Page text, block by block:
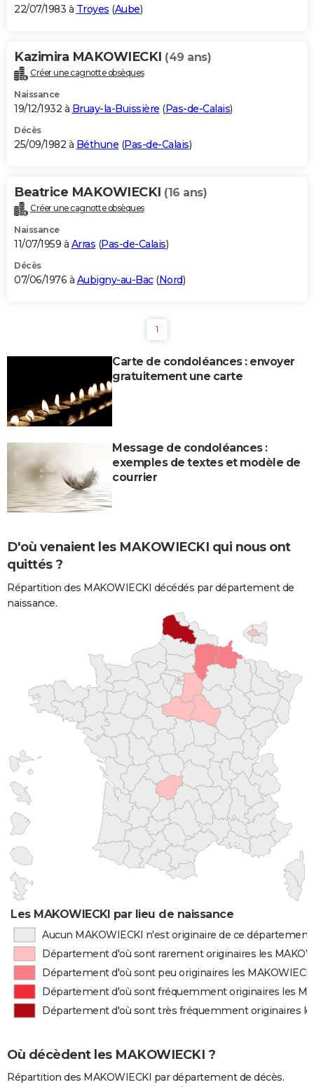
22/07/1983 à Troyes (Aube)
Kazimira MAKOWIECKI (49 ans)
Créer une cagnotte obsèques
Naissance
19/12/1932 à Bruay-la-Buissière (Pas-de-Calais)
Décès
25/09/1982 à Béthune (Pas-de-Calais)
Beatrice MAKOWIECKI (16 ans)
Créer une cagnotte obsèques
Naissance
11/07/1959 à Arras (Pas-de-Calais)
Décès
07/06/1976 à Aubigny-au-Bac(Nord)
1
Carte de condoléances : envoyer
gratuitement une carte
Message de condoléances :
exemples de textes et modèle de
courrier
D'où venaient les MAKOWIECKI qui nous ont
quittés ?
Répartition des MAKOWIECKI décédés par département de
naissance.
Les MAKOWIECKI par lieu de naissance
Aucun MAKOWIECKI n'est originaire de ce département
Département d'où sont rarement originaires les
Département d'où sont peu originaires les
Département d'où sont fréquemment originaires les
Département d'où sont très fréquemment originaires
Où décèdent les MAKOWIECKI ?
Répartition des MAKOWIECKI par département de décès.